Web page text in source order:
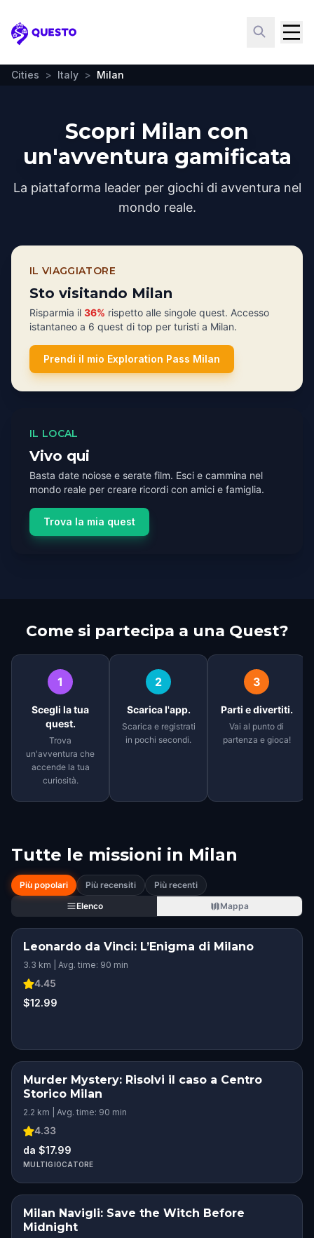
Questo
Cities > Italy > Milan
Scopri Milan con
un'avventura gamificata
La piattaforma leader per giochi di avventura nel
mondo reale.
IL VIAGGIATORE
Sto visitando Milan
Risparmia il 36% rispetto alle singole quest. Accesso
istantaneo a 6 quest di top per turisti a Milan.
Prendi il mio Exploration Pass Milan
IL LOCAL
Vivo qui
Basta date noiose e serate film. Esci e cammina nel
mondo reale per creare ricordi con amici e famiglia.
Trova la mia quest
Come si partecipa a una Quest?
1
Scegli la tua
quest.
Trova
un'avventura che
accende la tua
curiosità.
2
Scarica l'app.
Scarica e registrati
in pochi secondi.
3
Parti e divertiti.
Vai al punto di
partenza e gioca!
Tutte le missioni in Milan
Più popolari Più recensiti
Più recenti
Elenco
Mappa
Leonardo da Vinci: L’Enigma di Milano
3.3 km | Avg. time: 90 min
4.45
$12.99
Murder Mystery: Risolvi il caso a Centro
Storico Milan
2.2 km | Avg. time: 90 min
4.33
da $17.99
MULTIGIOCATORE
Milan Navigli: Save the Witch Before
Midnight